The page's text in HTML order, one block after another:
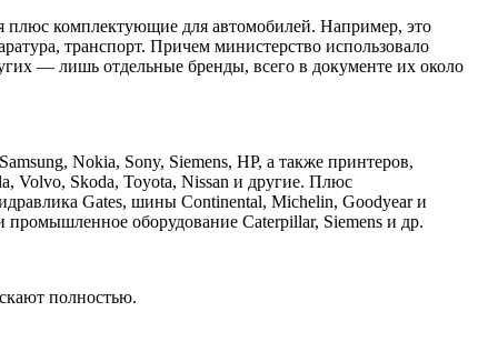
плюс комплектующие для автомобилей. Например, это
транспорт. Причем министерство использовало
— лишь отдельные бренды, всего в документе их около
Nokia, Sony, Siemens, HP, а также принтеров,
Volvo, Skoda, Toyota, Nissan и другие. Плюс
Gates, шины Continental, Michelin, Goodyear и
оборудование Caterpillar, Siemens и др.
полностью.